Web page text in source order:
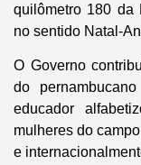
quilômetro 180 da
no sentido Natal-
O Governo
do
educador
mulheres do
e